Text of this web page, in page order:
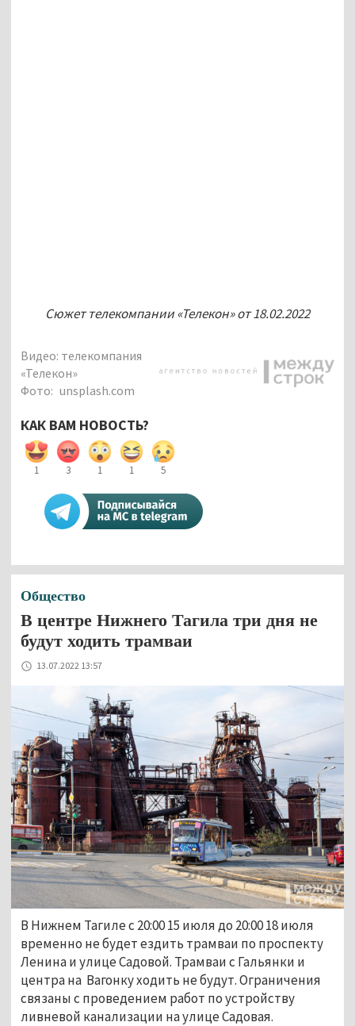
Сюжет телекомпании «Телекон» от 18.02.2022
Видео: телекомпания
«Телекон»
Фото: unsplash.com
КАК ВАМ НОВОСТЬ?
1 3 1 1 5
Общество
В центре Нижнего Тагила три дня не
будут ходить трамваи
13.07.2022 13:57
В Нижнем Тагиле с 20:00 15 июля до 20:00 18 июля
временно не будет ездить трамваи по проспекту
Ленина и улице Садовой. Трамваи с Гальянки и
центра на Вагонку ходить не будут. Ограничения
связаны с проведением работ по устройству
ливневой канализации на улице Садовая.